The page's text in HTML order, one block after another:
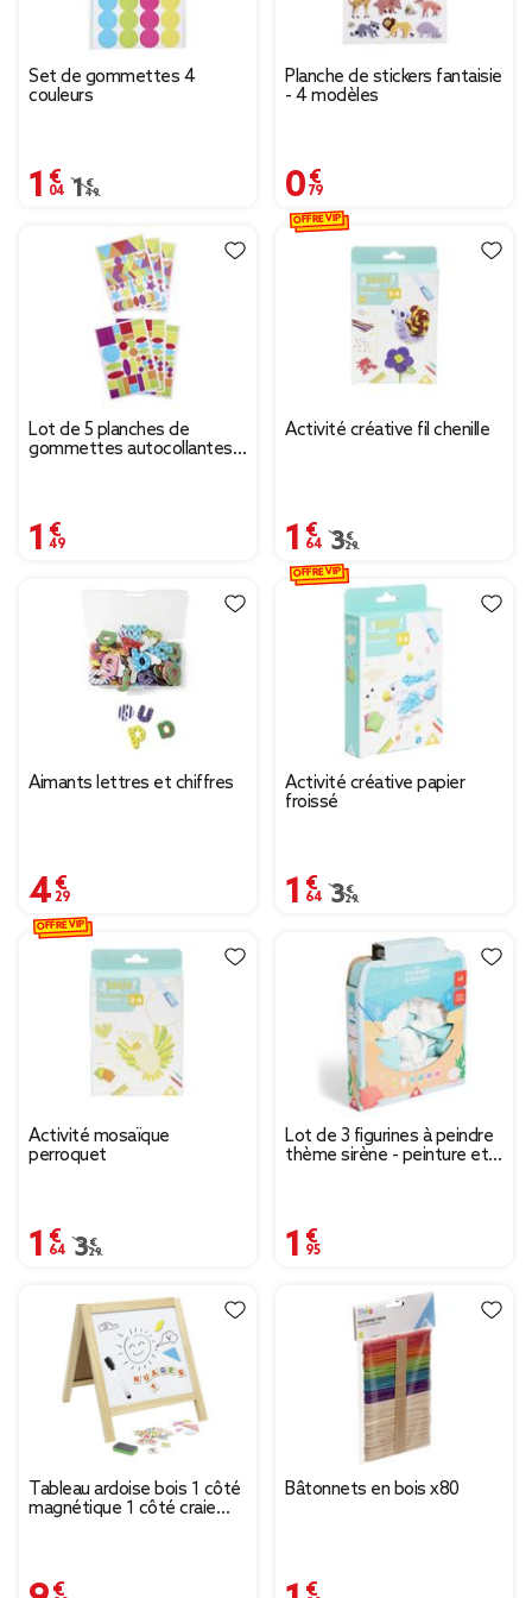
Set de gommettes 4
couleurs
1,04 €
Prix remisé de 1,49 € à 1,04 €
1,49 €
Planche de stickers fantaisie
- 4 modèles
0,79 €
Lot de 5 planches de
gommettes autocollantes
1,49 €
Activité créative fil chenille
1,64 €
Prix remisé de 3,29 €
3,29 €
OFFRE VIP
Aimants lettres et chiffres
4,29 €
Activité créative papier
froissé
1,64 €
Prix remisé de 3,29 €
3,29 €
OFFRE VIP
Activité mosaïque
perroquet
1,64 €
Prix remisé de 3,29 € à 1,64 €
3,29 €
OFFRE VIP
Lot de 3 figurines à peindre
thème sirène - peinture et
1,95 €
Tableau ardoise bois 1 côté
magnétique 1 côté craie
9,90 €
Bâtonnets en bois x80
1,90 €